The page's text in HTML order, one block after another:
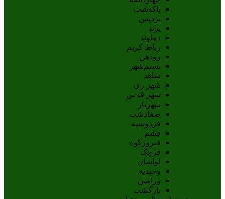
پاکدشت
پردیس
پرند
دماوند
رباط کریم
رودهن
نسيم‌شهر
شاهد
شهر ری
شهر قدس
شهریار
صفادشت
فردوسیه
فشم
فیروزکوه
قرچک
لواسان
وحیدیه
ورامین
بازگشت